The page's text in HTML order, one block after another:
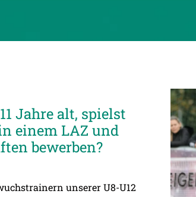
Jahre alt, spielst
einem LAZ und
bewerben?
unserer U8-U12